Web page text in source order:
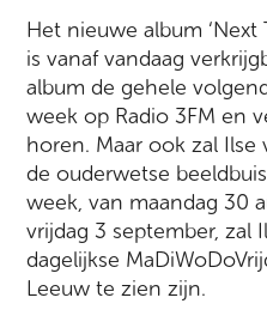
Het nieuwe album ‘Next
is vanaf vandaag
album de gehele
week op Radio 3FM en
horen. Maar ook zal
de ouderwetse
week, van maandag 30
vrijdag 3 september, zal
dagelijkse
Leeuw te zien zijn.